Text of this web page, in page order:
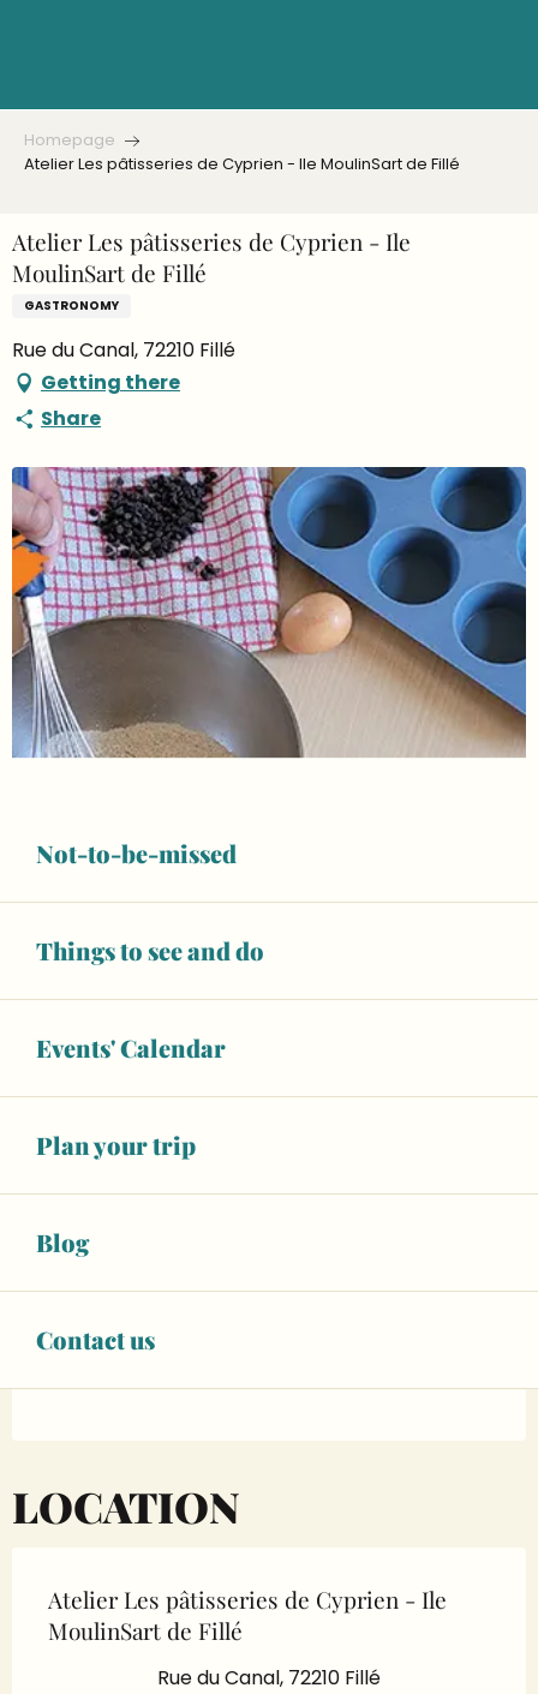
Not-to-be-missed
Things to see and do
Events' Calendar
Plan your trip
Blog
Contact us
Homepage
Atelier Les pâtisseries de Cyprien - Ile MoulinSart de Fillé
Atelier Les pâtisseries de Cyprien - Ile
MoulinSart de Fillé
GASTRONOMY
Rue du Canal, 72210 Fillé
Getting there
Share
Opening hours & contact details
Unresolved hours
See opening hours
BOOKING
LOCATION
Atelier Les pâtisseries de Cyprien - Ile
MoulinSart de Fillé
Rue du Canal, 72210 Fillé